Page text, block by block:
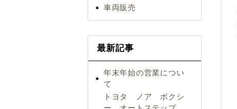
車両販売
最新記事
年末年始の営業につい
て
トヨタ ノア ボクシ